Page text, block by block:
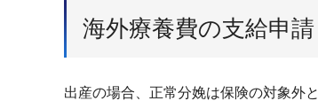
海外療養費の支給申請
出産の場合、正常分娩は保険の対象外